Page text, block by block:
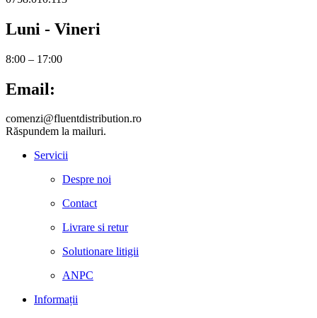
Luni - Vineri
8:00 – 17:00
Email:
comenzi@fluentdistribution.ro
Răspundem la mailuri.
Servicii
Despre noi
Contact
Livrare si retur
Solutionare litigii
ANPC
Informații